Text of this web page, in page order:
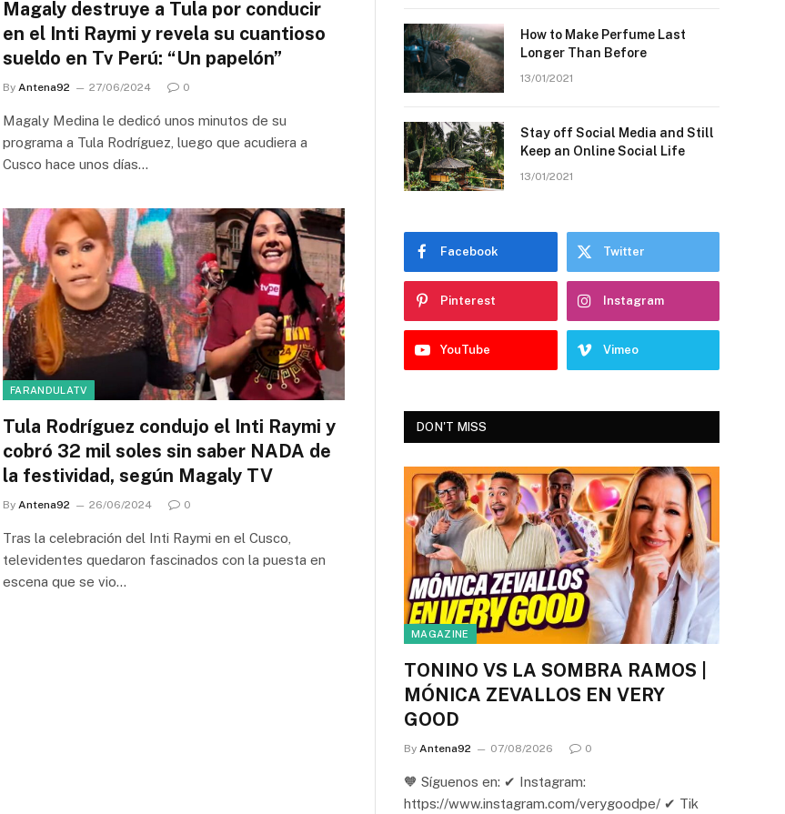
Magaly destruye a Tula por conducir
en el Inti Raymi y revela su cuantioso
sueldo en Tv Perú: “Un papelón”
By Antena92 27/06/2024 0
Magaly Medina le dedicó unos minutos de su
programa a Tula Rodríguez, luego que acudiera a
Cusco hace unos días…
FARANDULATV
Tula Rodríguez condujo el Inti Raymi y
cobró 32 mil soles sin saber NADA de
la festividad, según Magaly TV
By Antena92 26/06/2024 0
Tras la celebración del Inti Raymi en el Cusco,
televidentes quedaron fascinados con la puesta en
escena que se vio…
How to Make Perfume Last
Longer Than Before
13/01/2021
Stay off Social Media and Still
Keep an Online Social Life
13/01/2021
Facebook Twitter
Pinterest Instagram
YouTube Vimeo
DON'T MISS
MAGAZINE
TONINO VS LA SOMBRA RAMOS |
MÓNICA ZEVALLOS EN VERY
GOOD
By Antena92 07/08/2026 0
🧡 Síguenos en: ✔ Instagram:
https://www.instagram.com/verygoodpe/ ✔ Tik